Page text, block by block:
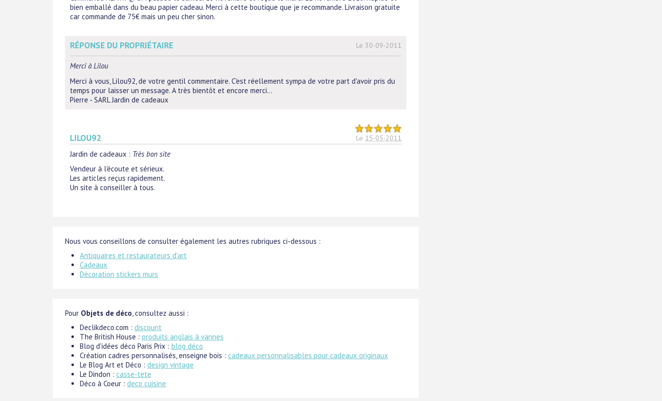
bien emballé dans du beau papier cadeau. Merci à cette boutique que je recommande. Livraison gratuite
car commande de 75€ mais un peu cher sinon.
RÉPONSE DU PROPRIÉTAIRE Le 30-09-2011
Merci à Lilou
Merci à vous, Lilou92, de votre gentil commentaire. C'est réellement sympa de votre part d'avoir pris du
temps pour laisser un message. A très bientôt et encore merci...
Pierre - SARL Jardin de cadeaux
LILOU92 Le 15-05-2011
Jardin de cadeaux : Très bon site
Vendeur à l'écoute et sérieux.
Les articles reçus rapidement.
Un site à conseiller à tous.
Nous vous conseillons de consulter également les autres rubriques ci-dessous :
Antiquaires et restaurateurs d'art
Cadeaux
Décoration stickers murs
Pour Objets de déco , consultez aussi :
Declikdeco.com : discount
The British House : produits anglais à vannes
Blog d'idées déco Paris Prix : blog déco
Création cadres personnalisés, enseigne bois : cadeaux personnalisables pour cadeaux originaux
Le Blog Art et Déco : design vintage
Le Dindon : casse-tete
Déco à Coeur : deco cuisine